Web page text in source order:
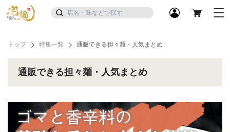
トップ 特集一覧 通販できる担々麺・人気まとめ
通販できる担々麺・人気まとめ